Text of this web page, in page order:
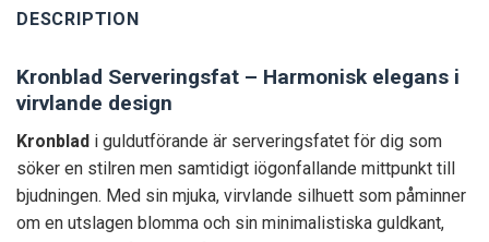
DESCRIPTION
Kronblad Serveringsfat – Harmonisk elegans i
virvlande design
Kronblad i guldutförande är serveringsfatet för dig som
söker en stilren men samtidigt iögonfallande mittpunkt till
bjudningen. Med sin mjuka, virvlande silhuett som påminner
om en utslagen blomma och sin minimalistiska guldkant,